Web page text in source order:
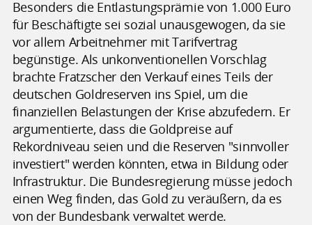
Besonders die Entlastungsprämie von 1.000 Euro
für Beschäftigte sei sozial unausgewogen, da sie
vor allem Arbeitnehmer mit Tarifvertrag
begünstige. Als unkonventionellen Vorschlag
brachte Fratzscher den Verkauf eines Teils der
deutschen Goldreserven ins Spiel, um die
finanziellen Belastungen der Krise abzufedern. Er
argumentierte, dass die Goldpreise auf
Rekordniveau seien und die Reserven "sinnvoller
investiert" werden könnten, etwa in Bildung oder
Infrastruktur. Die Bundesregierung müsse jedoch
einen Weg finden, das Gold zu veräußern, da es
von der Bundesbank verwaltet werde.